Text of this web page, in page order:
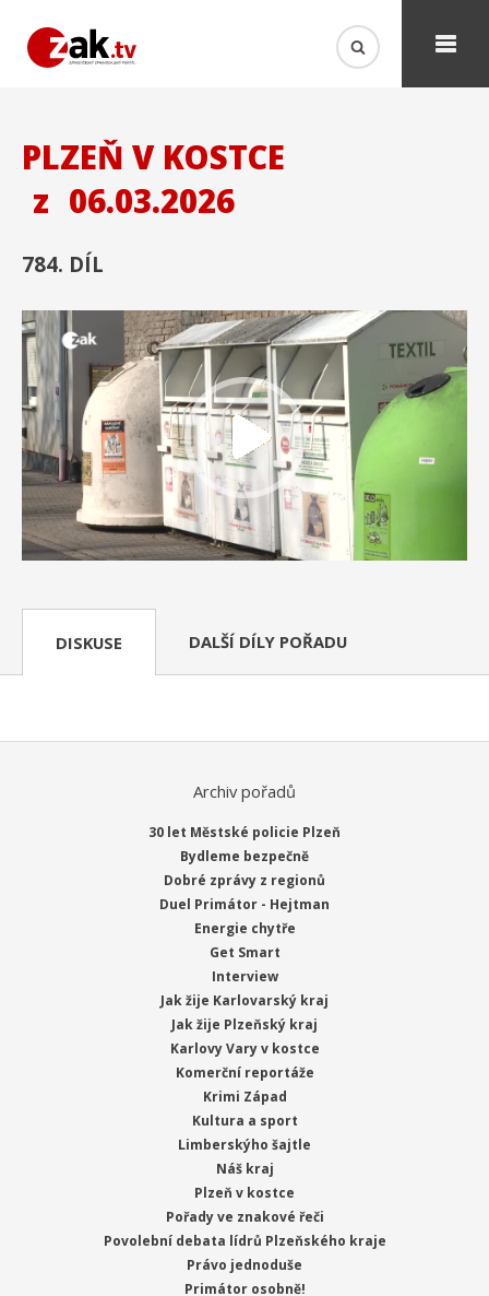
PLZEŇ V KOSTCE
z 06.03.2026
784. DÍL
DISKUSE DALŠÍ DÍLY POŘADU
Archiv pořadů
30 let Městské policie Plzeň
Bydleme bezpečně
Dobré zprávy z regionů
Duel Primátor - Hejtman
Energie chytře
Get Smart
Interview
Jak žije Karlovarský kraj
Jak žije Plzeňský kraj
Karlovy Vary v kostce
Komerční reportáže
Krimi Západ
Kultura a sport
Limberskýho šajtle
Náš kraj
Plzeň v kostce
Pořady ve znakové řeči
Povolební debata lídrů Plzeňského kraje
Právo jednoduše
Primátor osobně!